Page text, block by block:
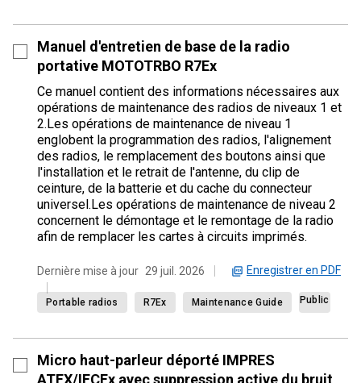
Manuel d'entretien de base de la radio
portative MOTOTRBO R7Ex
Ce manuel contient des informations nécessaires aux
opérations de maintenance des radios de niveaux 1 et
2.Les opérations de maintenance de niveau 1
englobent la programmation des radios, l'alignement
des radios, le remplacement des boutons ainsi que
l'installation et le retrait de l'antenne, du clip de
ceinture, de la batterie et du cache du connecteur
universel.Les opérations de maintenance de niveau 2
concernent le démontage et le remontage de la radio
afin de remplacer les cartes à circuits imprimés.
Dernière mise à jour 29 juil. 2026 Enregistrer en PDF
Portable radios R7Ex Maintenance Guide Public
Micro haut-parleur déporté IMPRES
ATEX/IECEx avec suppression active du bruit